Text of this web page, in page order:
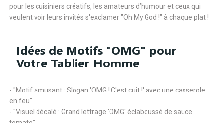
pour les cuisiniers créatifs, les amateurs d’humour et ceux qui
veulent voir leurs invités s'exclamer "Oh My God !" à chaque plat !
Idées de Motifs "OMG" pour
Votre Tablier Homme
- "Motif amusant : Slogan 'OMG ! C'est cuit !' avec une casserole
en feu"
- "Visuel décalé : Grand lettrage 'OMG' éclaboussé de sauce